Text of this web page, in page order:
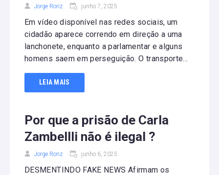
Jorge Roriz junho 7, 2025
Em vídeo disponível nas redes sociais, um
cidadão aparece correndo em direção a uma
lanchonete, enquanto a parlamentar e alguns
homens saem em perseguição. O transporte...
LEIA MAIS
Por que a prisão de Carla
Zambellli não é ilegal ?
Jorge Roriz junho 6, 2025
DESMENTINDO FAKE NEWS Afirmam os